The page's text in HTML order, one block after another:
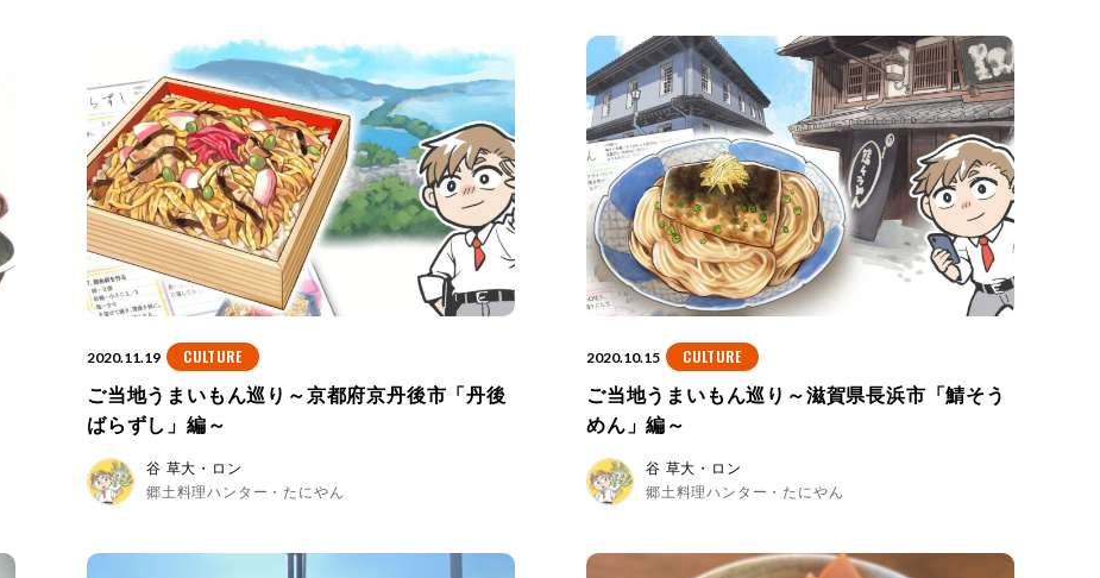
2020.11.19
CULTURE
ご当地うまいもん巡り～京都府京丹後市「丹後
ばらずし」編～
谷 草大・ロン
郷土料理ハンター・たにやん
2020.10.15
CULTURE
ご当地うまいもん巡り～滋賀県長浜市「鯖そう
めん」編～
谷 草大・ロン
郷土料理ハンター・たにやん